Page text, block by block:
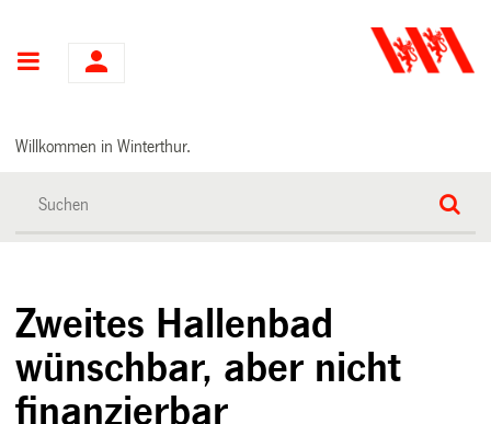
Hauptnavigation
Willkommen in Winterthur.
Zweites Hallenbad
wünschbar, aber nicht
finanzierbar